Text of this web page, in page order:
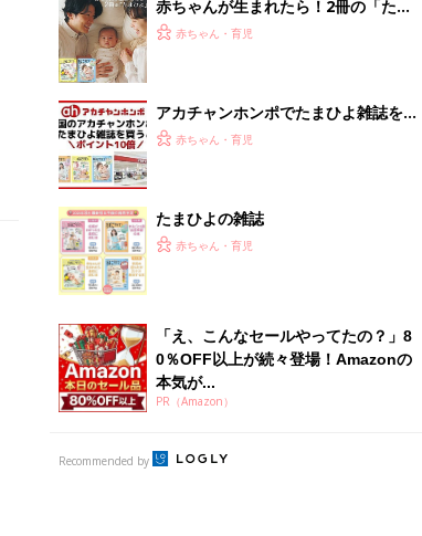
赤ちゃんが生まれたら！2冊の「たま
ひよ」
赤ちゃん・育児
アカチャンホンポでたまひよ雑誌を買
うとポイント10倍【期間限定】
赤ちゃん・育児
たまひよの雑誌
赤ちゃん・育児
「え、こんなセールやってたの？」8
0％OFF以上が続々登場！Amazonの
本気が...
PR（Amazon）
Recommended by